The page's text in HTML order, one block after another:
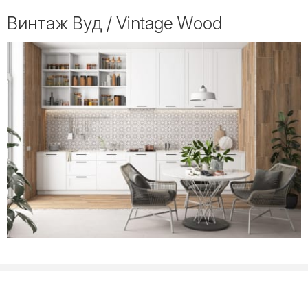
Винтаж Вуд / Vintage Wood